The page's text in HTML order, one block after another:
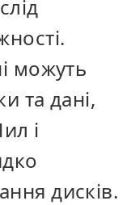
можуть
та дані,
і
дисків.